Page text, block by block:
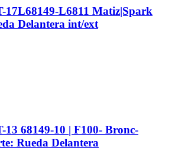
17L68149-L6811 Matiz|Spark
Delantera int/ext
13 68149-10 | F100- Bronc-
Rueda Delantera